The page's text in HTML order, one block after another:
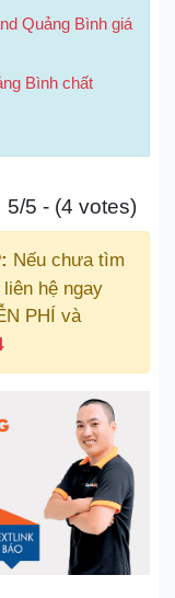
Quảng Bình giá
Bình chất
5/5 - (4 votes)
Nếu chưa tìm
hệ ngay
PHÍ và